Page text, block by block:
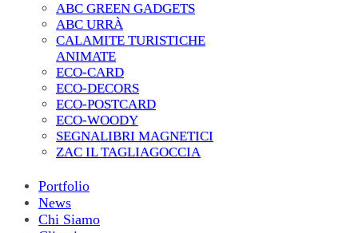
ABC GREEN GADGETS
ABC URRÀ
CALAMITE TURISTICHE
ANIMATE
ECO-CARD
ECO-DECORS
ECO-POSTCARD
ECO-WOODY
SEGNALIBRI MAGNETICI
ZAC IL TAGLIAGOCCIA
Portfolio
News
Chi Siamo